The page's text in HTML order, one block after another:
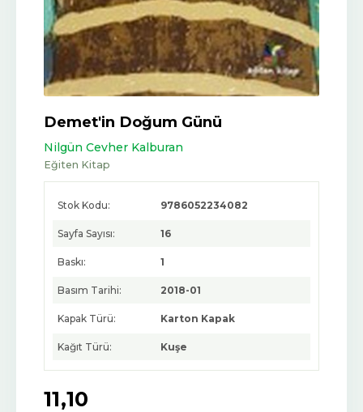
Demet'in Doğum Günü
Nilgün Cevher Kalburan
Eğiten Kitap
Stok Kodu: 9786052234082
Sayfa Sayısı: 16
Baskı: 1
Basım Tarihi: 2018-01
Kapak Türü: Karton Kapak
Kağıt Türü: Kuşe
11,10